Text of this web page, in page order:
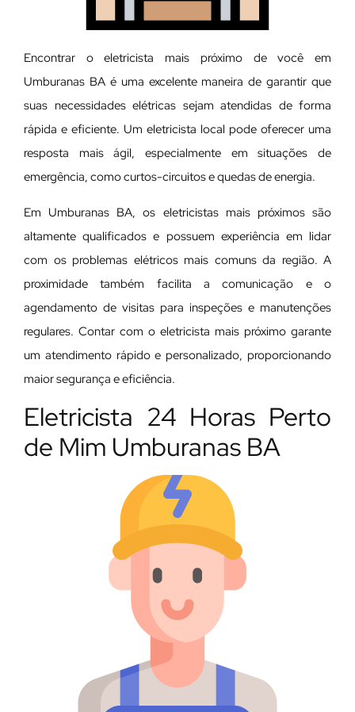
Encontrar o eletricista mais próximo de você em
Umburanas BA é uma excelente maneira de garantir que
suas necessidades elétricas sejam atendidas de forma
rápida e eficiente. Um eletricista local pode oferecer uma
resposta mais ágil, especialmente em situações de
emergência, como curtos-circuitos e quedas de energia.
Em Umburanas BA, os eletricistas mais próximos são
altamente qualificados e possuem experiência em lidar
com os problemas elétricos mais comuns da região. A
proximidade também facilita a comunicação e o
agendamento de visitas para inspeções e manutenções
regulares. Contar com o eletricista mais próximo garante
um atendimento rápido e personalizado, proporcionando
maior segurança e eficiência.
Eletricista 24 Horas Perto
de Mim Umburanas BA